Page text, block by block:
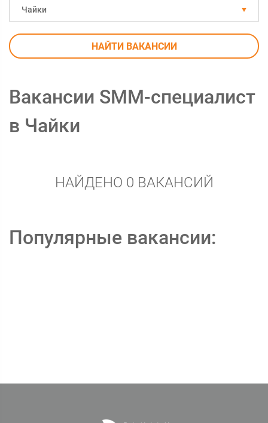
Чайки
НАЙТИ ВАКАНСИИ
Вакансии SMM-специалист
в Чайки
НАЙДЕНО 0 ВАКАНСИЙ
Популярные вакансии: